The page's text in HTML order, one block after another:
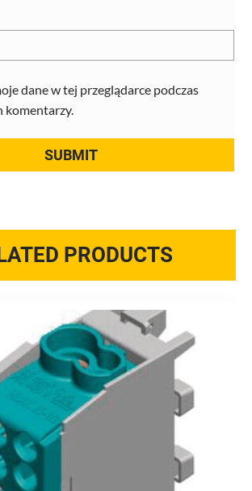
dane w tej przeglądarce podczas
komentarzy.
PRODUCTS